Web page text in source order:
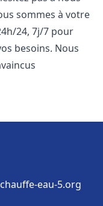
sommes à votre
24, 7j/7 pour
besoins. Nous
eau-5.org